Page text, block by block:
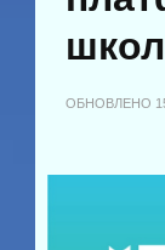
ОБНОВЛЕНО